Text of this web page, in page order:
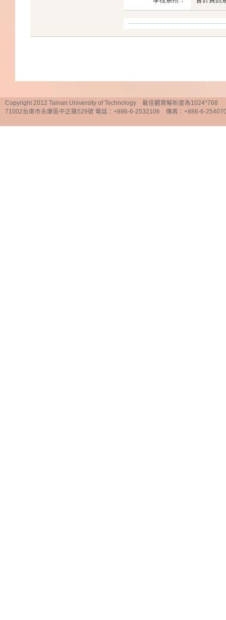
Copyright 2012 Tainan University of Technology 最佳觀賞解析度為1024*768
71002台南市永康區中正路529號 電話：+886-6-2532106 傳真：+886-6-